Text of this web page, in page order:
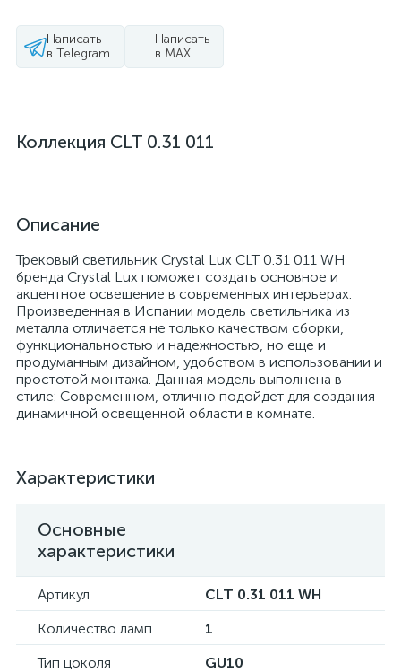
Написать
в Telegram
Написать
в MAX
Коллекция CLT 0.31 011
Описание
Трековый светильник Crystal Lux CLT 0.31 011 WH
бренда Crystal Lux поможет создать основное и
акцентное освещение в современных интерьерах.
Произведенная в Испании модель светильника из
металла отличается не только качеством сборки,
функциональностью и надежностью, но еще и
продуманным дизайном, удобством в использовании и
простотой монтажа. Данная модель выполнена в
стиле: Современном, отлично подойдет для создания
динамичной освещенной области в комнате.
Характеристики
Основные
характеристики
Артикул
CLT 0.31 011 WH
Количество ламп
1
Тип цоколя
GU10